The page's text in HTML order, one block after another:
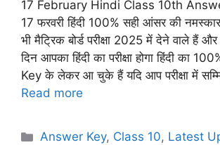
17 February Hindi Class 10th
17 फरवरी हिंदी 100% सही आंसर की
भी मैट्रिक बोर्ड परीक्षा 2025 में देने वाले हैं
दिन आपका हिंदी का परीक्षा होगा हिंदी का
Key के लेकर आ चुके हैं यदि आप परीक्षा में
Read more
Categories
Answer Key, Class 10, Latest